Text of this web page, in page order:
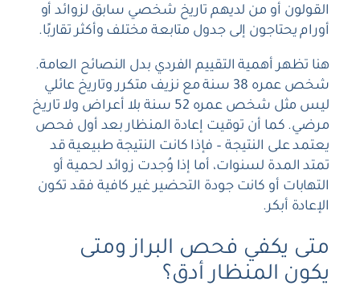
القولون أو من لديهم تاريخ شخصي سابق لزوائد أو
أورام يحتاجون إلى جدول متابعة مختلف وأكثر تقاربًا.
هنا تظهر أهمية التقييم الفردي بدل النصائح العامة.
شخص عمره 38 سنة مع نزيف متكرر وتاريخ عائلي
ليس مثل شخص عمره 52 سنة بلا أعراض ولا تاريخ
مرضي. كما أن توقيت إعادة المنظار بعد أول فحص
يعتمد على النتيجة – فإذا كانت النتيجة طبيعية قد
تمتد المدة لسنوات، أما إذا وُجدت زوائد لحمية أو
التهابات أو كانت جودة التحضير غير كافية فقد تكون
الإعادة أبكر.
متى يكفي فحص البراز ومتى
يكون المنظار أدق؟